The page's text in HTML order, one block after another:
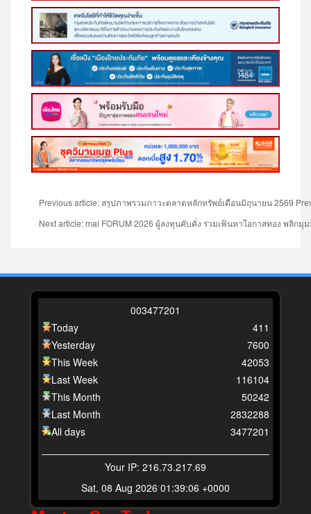
Previous article: สรุปภาพรวมภาวะตลาดหลักทรัพย์เดือนมิถุนายน 2569
Next article: mai FORUM 2026 ผู้ลงทุนคับคั่ง ร่วมเฟ้นหาโอกาสทอง พลิกมุ
003477201
Today
Yesterday
This Week
Last Week
This Month
Last Month
All days
411
7600
42053
116104
50242
2832288
3477201
Your IP: 216.73.217.69
Sat, 08 Aug 2026 01:39:06 +0000